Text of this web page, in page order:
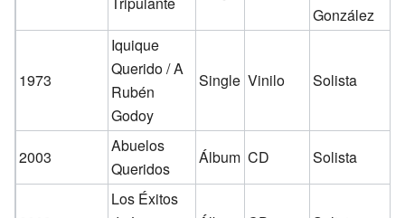
González
1973
Iquique
Querido / A
Rubén
Godoy
Single Vinilo Solista
2003
Abuelos
Queridos
Álbum CD Solista
Los Éxitos